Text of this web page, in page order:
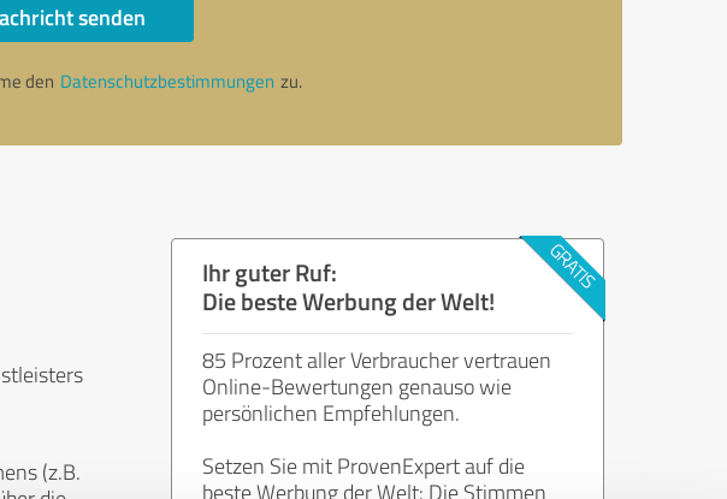
senden
den Datenschutzbestimmungen zu.
(z.B.
Ihr guter Ruf:
Die beste Werbung der Welt!
85 Prozent aller Verbraucher vertrauen
Online-Bewertungen genauso wie
persönlichen Empfehlungen.
Setzen Sie mit ProvenExpert auf die
beste Werbung der Welt: Die Stimmen